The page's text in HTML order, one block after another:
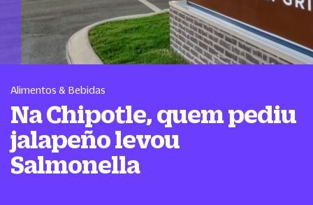
Alimentos & Bebidas
Na Chipotle, quem pediu
jalapeño levou
Salmonella